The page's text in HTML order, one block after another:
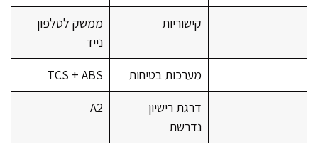
קישוריות
ממשק לטלפון
נייד
מערכות בטיחות
TCS + ABS
דרגת רישיון
נדרשת
A2